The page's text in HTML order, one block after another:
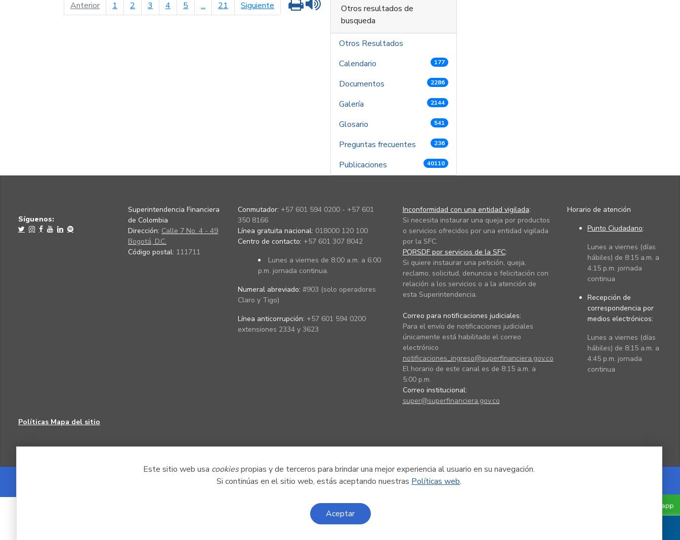
Este sitio web usa cookiespropias y de terceros para brindar una mejor experiencia al usuario en su navegación.
Si continúas en el sitio web, estás aceptando nuestras Políticas web.
Aceptar
Anteriorpágina anterior
1 2 3 4 5 ... 21 Siguiente página siguiente
Otros resultados de
busqueda
Otros Resultados
Calendario
177
Documentos 2286
Galería 2144
Glosario 541
Preguntas frecuentes 236
Publicaciones 40110
Síguenos:
Superintendencia Financiera
de Colombia
Dirección: Calle 7 No. 4 - 49
Bogotá, D.C.
Código postal: 111711
Conmutador: +57 601 594 0200 - +57 601
350 8166
Línea gratuita nacional: 018000 120 100
Centro de contacto: +57 601 307 8042
Lunes a viernes de 8:00 a.m. a 6:00
p.m. jornada continua.
Numeral abreviado: #903 (solo operadores
Claro y Tigo)
Línea anticorrupción: +57 601 594 0200
extensiones 2334 y 3623
Inconformidad con una entidad vigilada:
Si necesita instaurar una queja por productos
o servicios ofrecidos por una entidad vigilada
por la SFC.
PQRSDF por servicios de la SFC:
Si quiere instaurar una petición, queja,
reclamo, solicitud, denuncia o felicitación con
relación a los servicios o a la atención de
esta Superintendencia.
Correo para notificaciones judiciales:
Para el envío de notificaciones judiciales
únicamente está habilitado el correo
electrónico
notificaciones_ingreso@superfinanciera.gov.co
El horario de este canal es de 8:15 a.m. a
5:00 p.m.
Correo institucional:
super@superfinanciera.gov.co
Horario de atención
Punto Ciudadano:
Lunes a viernes (días
hábiles) de 8:15 a.m. a
4:15 p.m. jornada
continua
Recepción de
correspondencia por
medios electrónicos:
Lunes a viernes (días
hábiles) de 8:15 a.m. a
4:45 p.m. jornada
continua
Políticas Mapa del sitio
Powered by Nexura